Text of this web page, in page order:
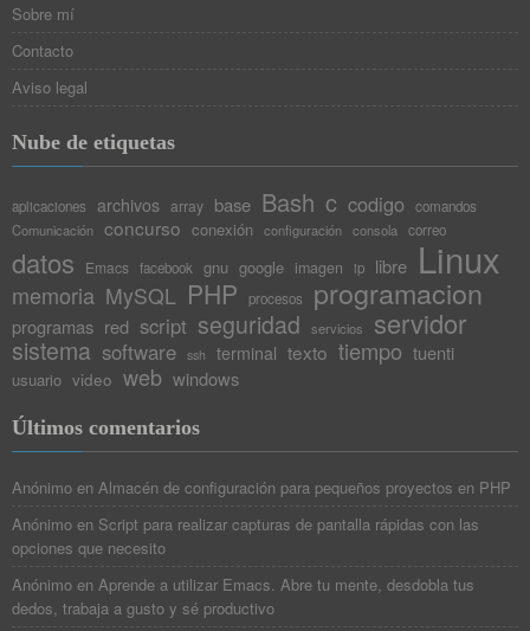
Sobre mí
Contacto
Aviso legal
Nube de etiquetas
aplicaciones archivos array base Bash c codigo
comandos
Comunicación concurso conexión configuración consola correo
datos Emacs facebook gnu google imagen ip libre Linux
memoria MySQL PHP procesos programacion
programas red script seguridad servicios servidor
sistema software ssh terminal texto tiempo tuenti
usuario video web windows
Últimos comentarios
Anónimo en Almacén de configuración para pequeños proyectos en PHP
Anónimo en Script para realizar capturas de pantalla rápidas con las
opciones que necesito
Anónimo en Aprende a utilizar Emacs. Abre tu mente, desdobla tus
dedos, trabaja a gusto y sé productivo